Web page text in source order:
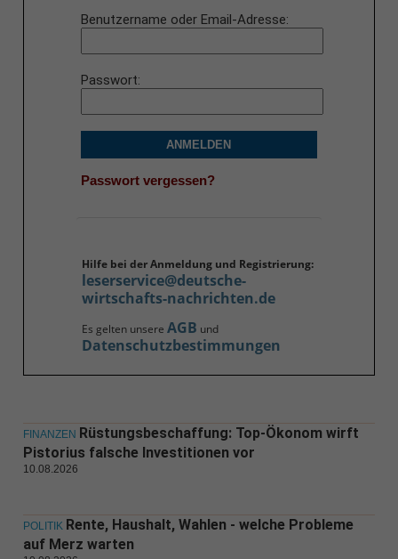
Benutzername oder Email-Adresse
Passwort
ANMELDEN
Passwort vergessen?
Hilfe bei der Anmeldung und Registrierung:
leserservice@deutsche-
wirtschafts-nachrichten.de
Es gelten unsere AGB und
Datenschutzbestimmungen
FINANZEN Rüstungsbeschaffung: Top-Ökonom wirft
Pistorius falsche Investitionen vor
10.08.2026
POLITIK Rente, Haushalt, Wahlen - welche Probleme
auf Merz warten